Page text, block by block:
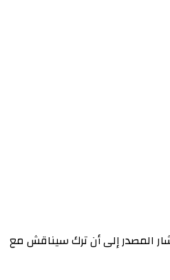
المصدر إلى أن ترك سيناقش مع